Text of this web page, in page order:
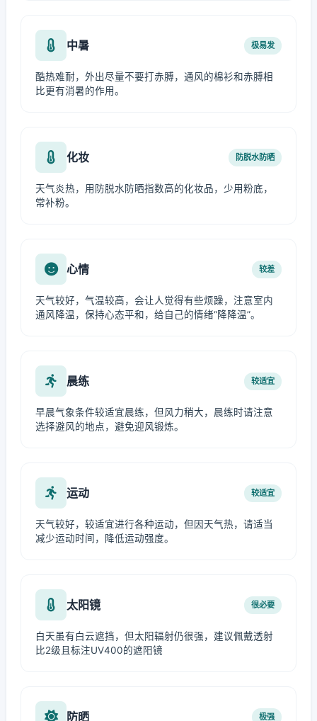
中暑 极易发
酷热难耐，外出尽量不要打赤膊，通风的棉衫和赤膊相
比更有消暑的作用。
化妆 防脱水防晒
天气炎热，用防脱水防晒指数高的化妆品，少用粉底，
常补粉。
心情 较差
天气较好，气温较高，会让人觉得有些烦躁，注意室内
通风降温，保持心态平和，给自己的情绪“降降温”。
晨练 较适宜
早晨气象条件较适宜晨练，但风力稍大，晨练时请注意
选择避风的地点，避免迎风锻炼。
运动 较适宜
天气较好，较适宜进行各种运动，但因天气热，请适当
减少运动时间，降低运动强度。
太阳镜 很必要
白天虽有白云遮挡，但太阳辐射仍很强，建议佩戴透射
比2级且标注UV400的遮阳镜
防晒 极强